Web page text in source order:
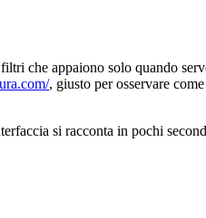
che appaiono solo quando
, giusto per osservare
si racconta in pochi